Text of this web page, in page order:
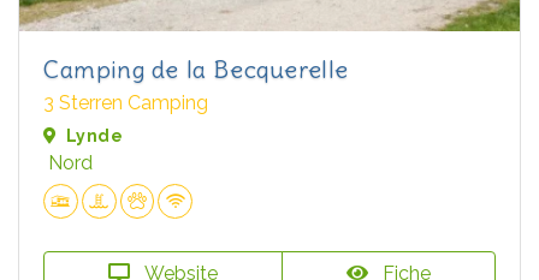
Camping de la Becquerelle
3 Sterren Camping
Lynde
Nord
Website Fiche